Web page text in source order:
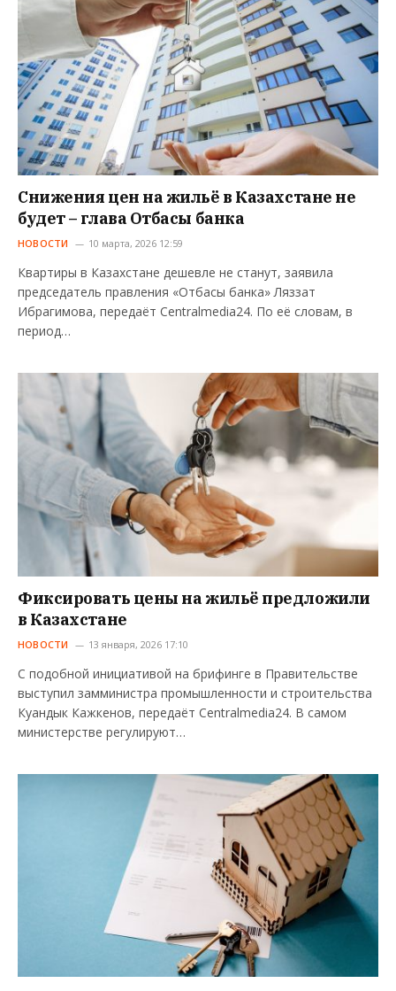
Снижения цен на жильё в Казахстане не
будет – глава Отбасы банка
НОВОСТИ 10 марта, 2026 12:59
Квартиры в Казахстане дешевле не станут, заявила
председатель правления «Отбасы банка» Ляззат
Ибрагимова, передаёт Centralmedia24. По её словам, в
период…
Фиксировать цены на жильё предложили
в Казахстане
НОВОСТИ 13 января, 2026 17:10
С подобной инициативой на брифинге в Правительстве
выступил замминистра промышленности и строительства
Куандык Кажкенов, передаёт Centralmedia24. В самом
министерстве регулируют…